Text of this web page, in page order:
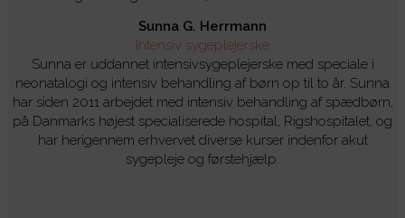
Sunna G. Herrmann
Intensiv sygeplejerske
Sunna er uddannet intensivsygeplejerske med speciale i
neonatalogi og intensiv behandling af børn op til to år. Sunna
har siden 2011 arbejdet med intensiv behandling af spædbørn,
på Danmarks højest specialiserede hospital, Rigshospitalet, og
har herigennem erhvervet diverse kurser indenfor akut
sygepleje og førstehjælp.